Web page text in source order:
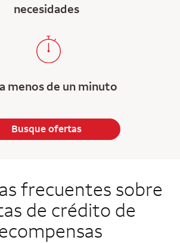
necesidades
menos de un minuto
Busque ofertas
frecuentes sobre
de crédito de